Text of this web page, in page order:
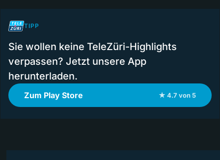
TIPP
Sie wollen keine TeleZüri-Highlights
verpassen? Jetzt unsere App
herunterladen.
Zum Play Store ★ 4.7 von 5